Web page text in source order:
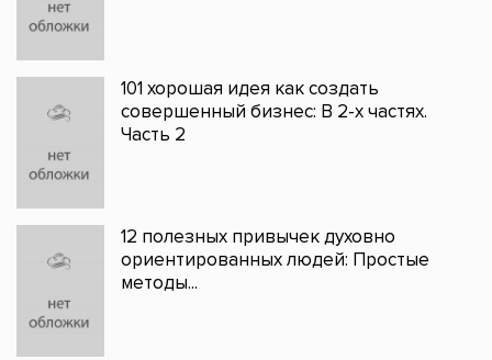
101 хорошая идея как создать
совершенный бизнес: В 2-х частях.
Часть 2
12 полезных привычек духовно
ориентированных людей: Простые
методы...